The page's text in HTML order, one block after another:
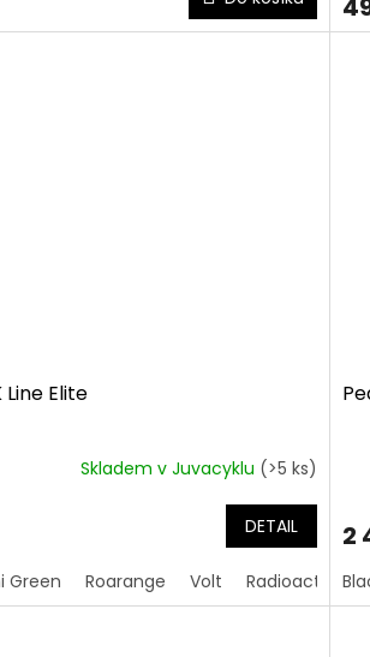
je
4,0
Line Elite
Skladem v Juvacyklu (>5 ks)
DETAIL
Green Roarange Volt Radioactive
2